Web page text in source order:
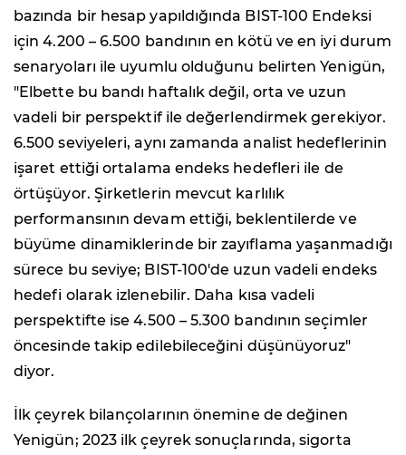
bazında bir hesap yapıldığında BIST-100 Endeksi
için 4.200 – 6.500 bandının en kötü ve en iyi durum
senaryoları ile uyumlu olduğunu belirten Yenigün,
"Elbette bu bandı haftalık değil, orta ve uzun
vadeli bir perspektif ile değerlendirmek gerekiyor.
6.500 seviyeleri, aynı zamanda analist hedeflerinin
işaret ettiği ortalama endeks hedefleri ile de
örtüşüyor. Şirketlerin mevcut karlılık
performansının devam ettiği, beklentilerde ve
büyüme dinamiklerinde bir zayıflama yaşanmadığı
sürece bu seviye; BIST-100'de uzun vadeli endeks
hedefi olarak izlenebilir. Daha kısa vadeli
perspektifte ise 4.500 – 5.300 bandının seçimler
öncesinde takip edilebileceğini düşünüyoruz"
diyor.
İlk çeyrek bilançolarının önemine de değinen
Yenigün; 2023 ilk çeyrek sonuçlarında, sigorta